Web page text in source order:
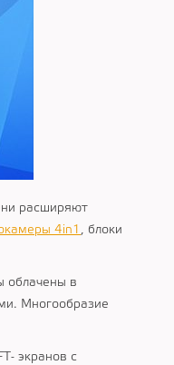
расширяют
4in1 , блоки
облачены в
Многообразие
экранов с